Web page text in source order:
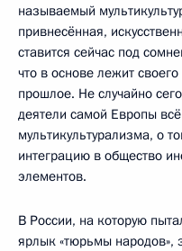
называемый
привнесённая,
ставится сейчас под
что в основе лежит
прошлое. Не случайно
деятели самой Европы
мультикультурализма, о
интеграцию в общество
элементов.
В России, на которую
ярлык «тюрьмы народов»,